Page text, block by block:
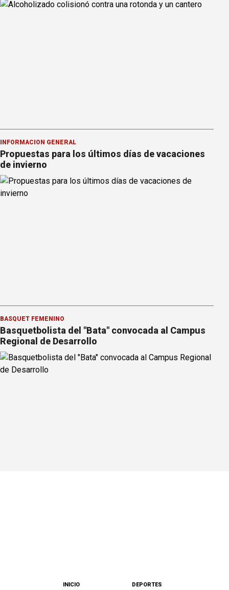
INFORMACION GENERAL
Propuestas para los últimos días de vacaciones
de invierno
BÁSQUET FEMENINO
Basquetbolista del "Bata" convocada al Campus
Regional de Desarrollo
INICIO DEPORTES